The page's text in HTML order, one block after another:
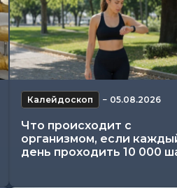
Калейдоскоп − 05.08.2026
Что происходит с
организмом, если
день проходить 10 000